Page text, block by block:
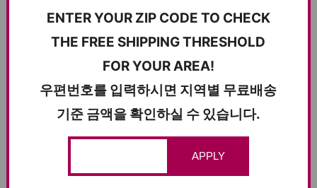
꾸덕하고 찐한 피스타치오 스프레드
RICH & THICK PISTACHIO SPREAD
습니다. 원물 함량을 대폭 높여 입안 가득 고소함이 꽉 차는 피
스타치오 맛을 구현했습니다. 월 10톤 이상 직접 공수하는 신선
ENTER YOUR ZIP CODE TO CHECK
THE FREE SHIPPING THRESHOLD
FOR YOUR AREA!
우편번호를 입력하시면 지역별 무료배송
기준 금액을 확인하실 수 있습니다.
APPLY